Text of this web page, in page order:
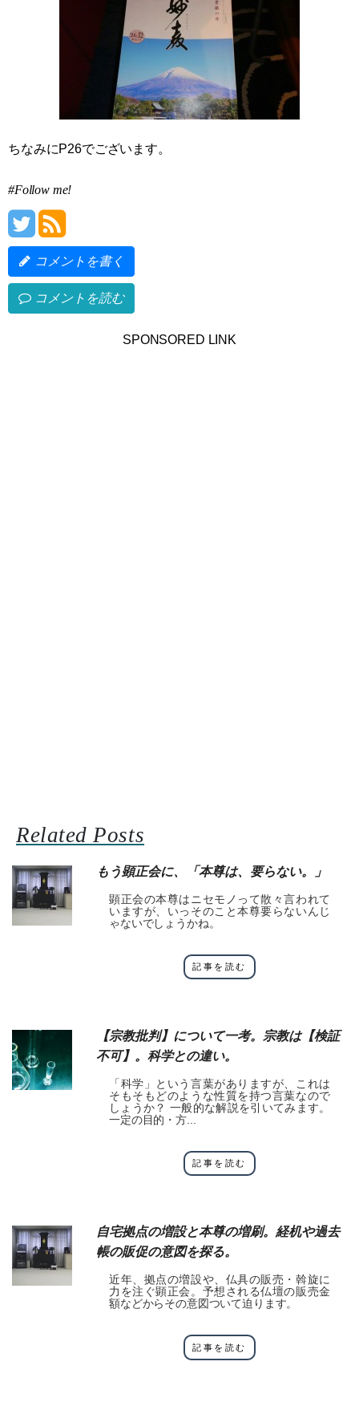
ちなみにP26でございます。
#Follow me!
コメントを書く
コメントを読む
SPONSORED LINK
Related Posts
もう顕正会に、「本尊は、要らない。」
顕正会の本尊はニセモノって散々言われて
いますが、いっそのこと本尊要らないんじ
ゃないでしょうかね。
記事を読む
【宗教批判】について一考。宗教は【検証
不可】。科学との違い。
「科学」という言葉がありますが、これは
そもそもどのような性質を持つ言葉なので
しょうか？ 一般的な解説を引いてみます。
一定の目的・方...
記事を読む
自宅拠点の増設と本尊の増刷。経机や過去
帳の販促の意図を探る。
近年、拠点の増設や、仏具の販売・斡旋に
力を注ぐ顕正会。予想される仏壇の販売金
額などからその意図ついて迫ります。
記事を読む